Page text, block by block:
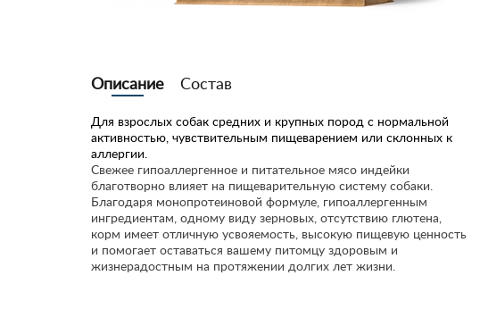
Описание Состав
Для взрослых собак средних и крупных пород с нормальной
активностью, чувствительным пищеварением или склонных к
аллергии.
Свежее гипоаллергенное и питательное мясо индейки
благотворно влияет на пищеварительную систему собаки.
Благодаря монопротеиновой формуле, гипоаллергенным
ингредиентам, одному виду зерновых, отсутствию глютена,
корм имеет отличную усвояемость, высокую пищевую ценность
и помогает оставаться вашему питомцу здоровым и
жизнерадостным на протяжении долгих лет жизни.